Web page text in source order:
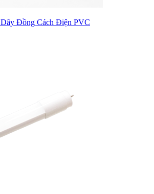
Đồng Cách Điện PVC